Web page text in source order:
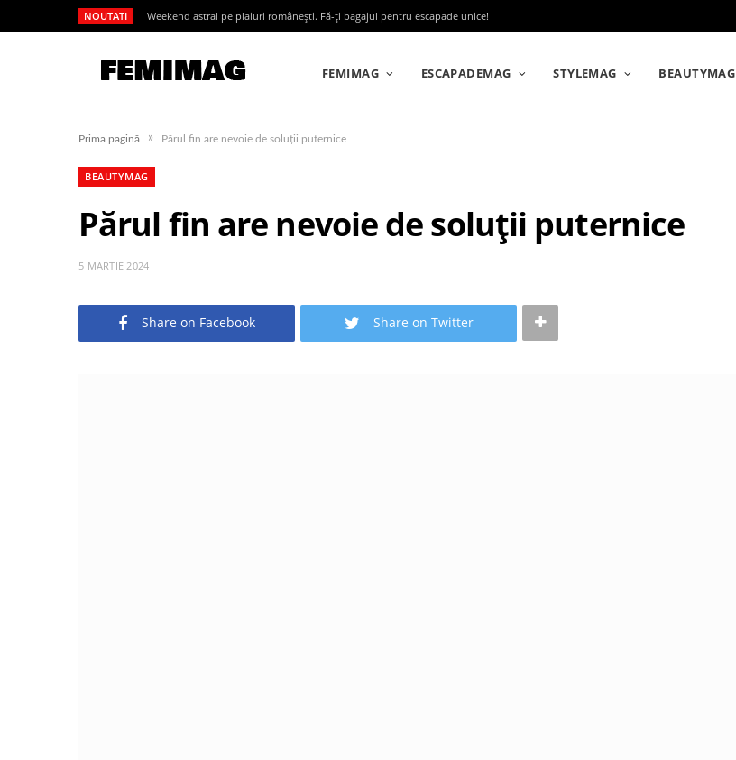
NOUTATI Weekend astral pe plaiuri românești. Fă-ți bagajul pentru escapade unice!
FEMIMAG ESCAPADEMAG STYLEMAG BEAUTYMAG
Prima pagină » Părul fin are nevoie de soluții puternice
BEAUTYMAG
Părul fin are nevoie de soluții puternice
5 MARTIE 2024
Share on Facebook Share on Twitter